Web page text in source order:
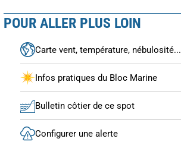
POUR ALLER PLUS LOIN
Carte vent, température, nébulosité...
Infos pratiques du Bloc Marine
Bulletin côtier de ce spot
Configurer une alerte